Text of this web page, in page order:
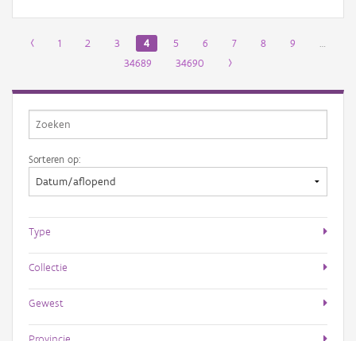
‹ 1 2 3 4 5 6 7 8 9
…
34689
34690 ›
Sorteren op:
Type
Collectie
Gewest